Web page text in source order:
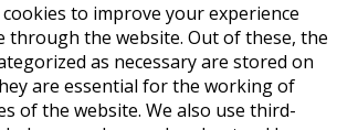
to improve your experience
through the website. Out of these, the
as necessary are stored on
are essential for the working of
of the website. We also use third-